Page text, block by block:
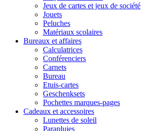
Jeux de cartes et jeux de société
Jouets
Peluches
Matériaux scolaires
Bureaux et affaires
Calculatrices
Conférenciers
Carnets
Bureau
Etuis-cartes
Geschenksets
Pochettes marques-pages
Cadeaux et accessoires
Lunettes de soleil
Parapluies